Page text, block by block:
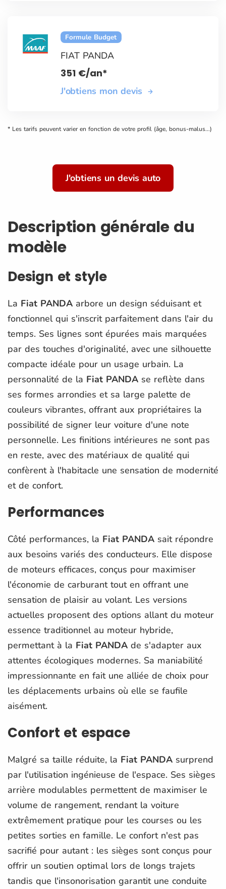
Formule Budget
FIAT PANDA
351 €/an*
J'obtiens mon devis
* Les tarifs peuvent varier en fonction de votre profil (âge, bonus-malus...)
J'obtiens un devis auto
Description générale du
modèle
Design et style
La Fiat PANDA arbore un design séduisant et
fonctionnel qui s'inscrit parfaitement dans l'air du
temps. Ses lignes sont épurées mais marquées
par des touches d'originalité, avec une silhouette
compacte idéale pour un usage urbain. La
personnalité de la Fiat PANDA se reflète dans
ses formes arrondies et sa large palette de
couleurs vibrantes, offrant aux propriétaires la
possibilité de signer leur voiture d'une note
personnelle. Les finitions intérieures ne sont pas
en reste, avec des matériaux de qualité qui
confèrent à l'habitacle une sensation de modernité
et de confort.
Performances
Côté performances, la Fiat PANDA sait répondre
aux besoins variés des conducteurs. Elle dispose
de moteurs efficaces, conçus pour maximiser
l'économie de carburant tout en offrant une
sensation de plaisir au volant. Les versions
actuelles proposent des options allant du moteur
essence traditionnel au moteur hybride,
permettant à la Fiat PANDA de s'adapter aux
attentes écologiques modernes. Sa maniabilité
impressionnante en fait une alliée de choix pour
les déplacements urbains où elle se faufile
aisément.
Confort et espace
Malgré sa taille réduite, la Fiat PANDA surprend
par l'utilisation ingénieuse de l'espace. Ses sièges
arrière modulables permettent de maximiser le
volume de rangement, rendant la voiture
extrêmement pratique pour les courses ou les
petites sorties en famille. Le confort n'est pas
sacrifié pour autant : les sièges sont conçus pour
offrir un soutien optimal lors de longs trajets
tandis que l'insonorisation garantit une conduite